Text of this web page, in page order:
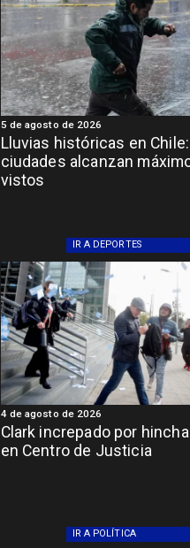
Lluvias históricas en Chile:
ciudades alcanzan
vistos
5 de agosto de 2026
IR A DEPORTES
Clark increpado por
en Centro de Justicia
4 de agosto de 2026
IR A POLÍTICA